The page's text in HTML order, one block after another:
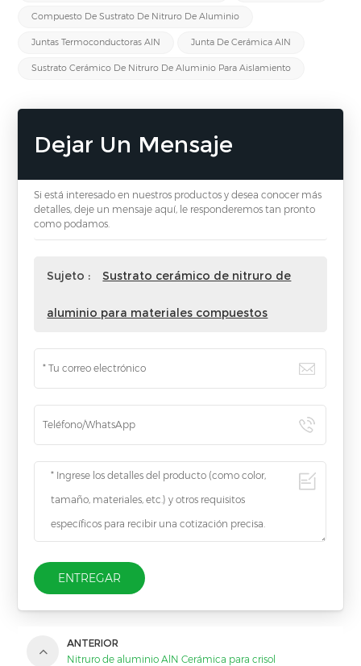
Compuesto De Sustrato De Nitruro De Aluminio
Juntas Termoconductoras AlN Junta De Cerámica AlN
Sustrato Cerámico De Nitruro De Aluminio Para Aislamiento
Dejar Un Mensaje
Si está interesado en nuestros productos y desea conocer más
detalles, deje un mensaje aquí, le responderemos tan pronto
como podamos.
Sujeto : Sustrato cerámico de nitruro de
aluminio para materiales compuestos
ENTREGAR
ANTERIOR
Nitruro de aluminio AlN Cerámica para crisol